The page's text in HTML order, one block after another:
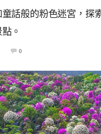
話般的粉色迷宮，探
。
0